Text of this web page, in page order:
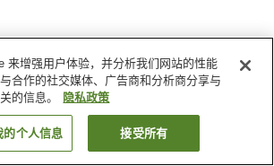
搜索客房
来增强用户体验，并分析我们网站的性能
合作的社交媒体、广告商和分析商分享与
的信息。
隐私政策
的个人信息 接受所有